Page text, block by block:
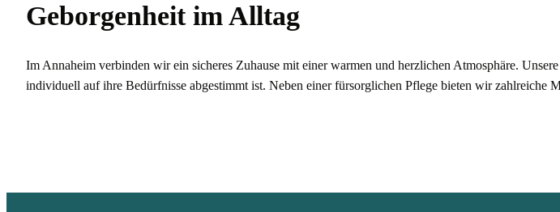
Geborgenheit im Alltag
Im Annaheim verbinden wir ein sicheres Zuhause mit einer warmen und herzlichen Atmosphäre.
individuell auf ihre Bedürfnisse abgestimmt ist. Neben einer fürsorglichen Pflege bieten wir